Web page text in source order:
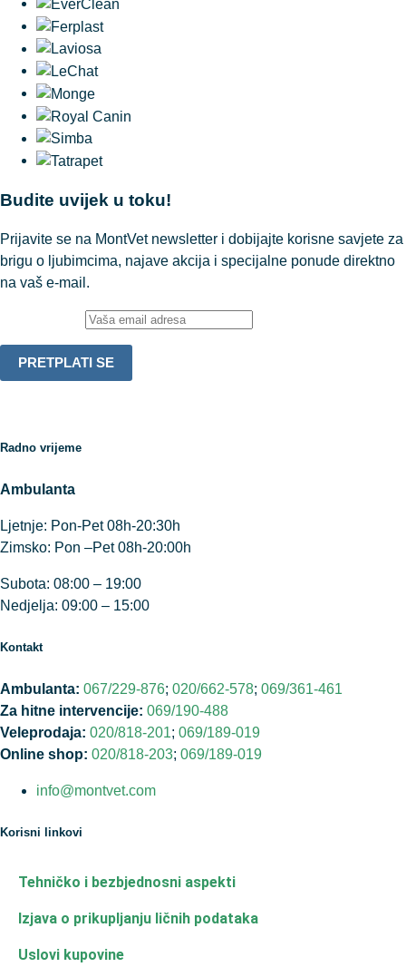
Budite uvijek u toku!
Prijavite se na MontVet newsletter i dobijajte korisne savjete za
brigu o ljubimcima, najave akcija i specijalne ponude direktno
na vaš e-mail.
Radno vrijeme
Ambulanta
Ljetnje: Pon-Pet 08h-20:30h
Zimsko: Pon –Pet 08h-20:00h
Subota: 08:00 – 19:00
Nedjelja: 09:00 – 15:00
Kontakt
Ambulanta: 067/229-876; 020/662-578; 069/361-461
Za hitne intervencije: 069/190-488
Veleprodaja: 020/818-201; 069/189-019
Online shop: 020/818-203; 069/189-019
info@montvet.com
Korisni linkovi
Tehničko i bezbjednosni aspekti
Izjava o prikupljanju ličnih podataka
Uslovi kupovine